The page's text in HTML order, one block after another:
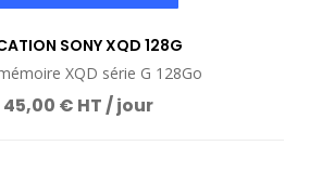
SONY XQD 128G
XQD série G 128Go
45,00 € HT / jour